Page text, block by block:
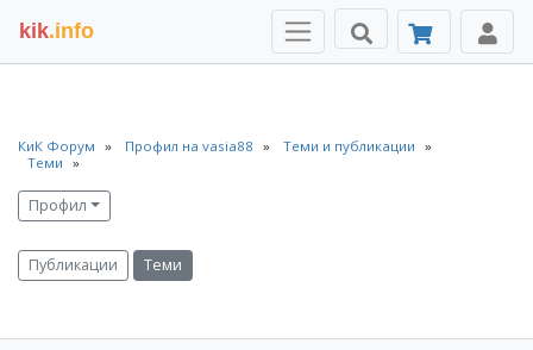
kik.info
КиК Форум Профил на vasia88
Теми и публикации
Теми
Профил
Публикации Теми